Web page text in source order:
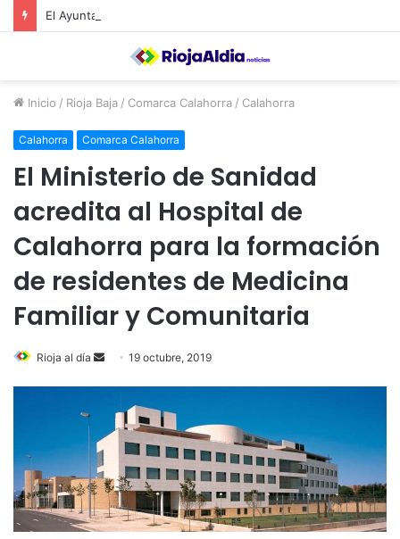
Inicio / Rioja Baja / Comarca Calahorra / Calahorra
Calahorra Comarca Calahorra
El Ministerio de Sanidad
acredita al Hospital de
Calahorra para la formación
de residentes de Medicina
Familiar y Comunitaria
Rioja al día
e
m
a
19 octubre, 2019